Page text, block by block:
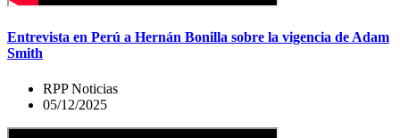
Entrevista en Perú a Hernán Bonilla sobre la vigencia de Adam
Smith
RPP Noticias
05/12/2025